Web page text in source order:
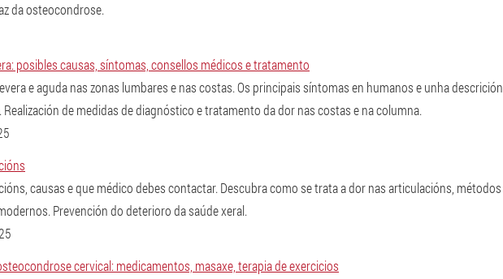
da osteocondrose.
posibles causas, síntomas, consellos médicos e tratamento
e aguda nas zonas lumbares e nas costas. Os principais síntomas en humanos e unha descrición
de medidas de diagnóstico e tratamento da dor nas costas e na columna.
causas e que médico debes contactar. Descubra como se trata a dor nas articulacións, métodos
Prevención do deterioro da saúde xeral.
cervical: medicamentos, masaxe, terapia de exercicios